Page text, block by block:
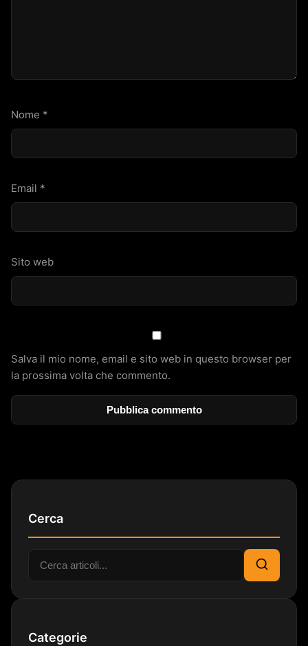
Nome *
Email *
Sito web
Salva il mio nome, email e sito web in questo browser per
la prossima volta che commento.
Cerca
Cerca:
Cerca
Categorie